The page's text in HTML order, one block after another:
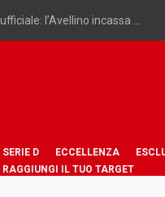
l’Avellino incassa ...
SERIE D ECCELLENZA
IL TUO TARGET